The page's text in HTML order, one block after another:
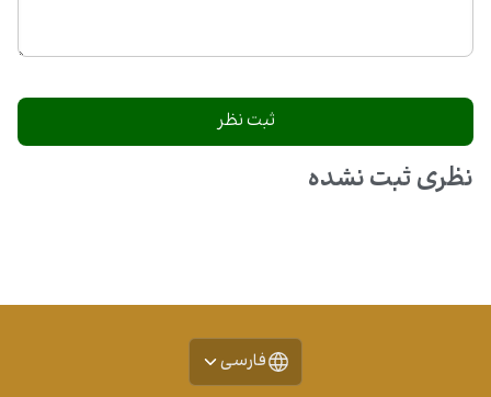
نظری ثبت نشده
فارسی